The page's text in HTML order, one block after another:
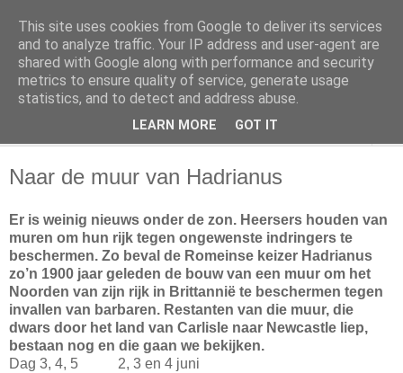
Slakken op reis
Camperreizen door Europa en Amerika
Naar de muur van Hadrianus
Er is weinig nieuws onder de zon. Heersers houden van
muren om hun rijk tegen ongewenste indringers te
beschermen. Zo beval de Romeinse keizer Hadrianus
zo’n 1900 jaar geleden de bouw van een muur om het
Noorden van zijn rijk in Brittannië te beschermen tegen
invallen van barbaren. Restanten van die muur, die
dwars door het land van Carlisle naar Newcastle liep,
bestaan nog en die gaan we bekijken.
Dag 3, 4, 5 2, 3 en 4 juni
This site uses cookies from Google to deliver its services
and to analyze traffic. Your IP address and user-agent are
shared with Google along with performance and security
metrics to ensure quality of service, generate usage
statistics, and to detect and address abuse.
LEARN MORE GOT IT